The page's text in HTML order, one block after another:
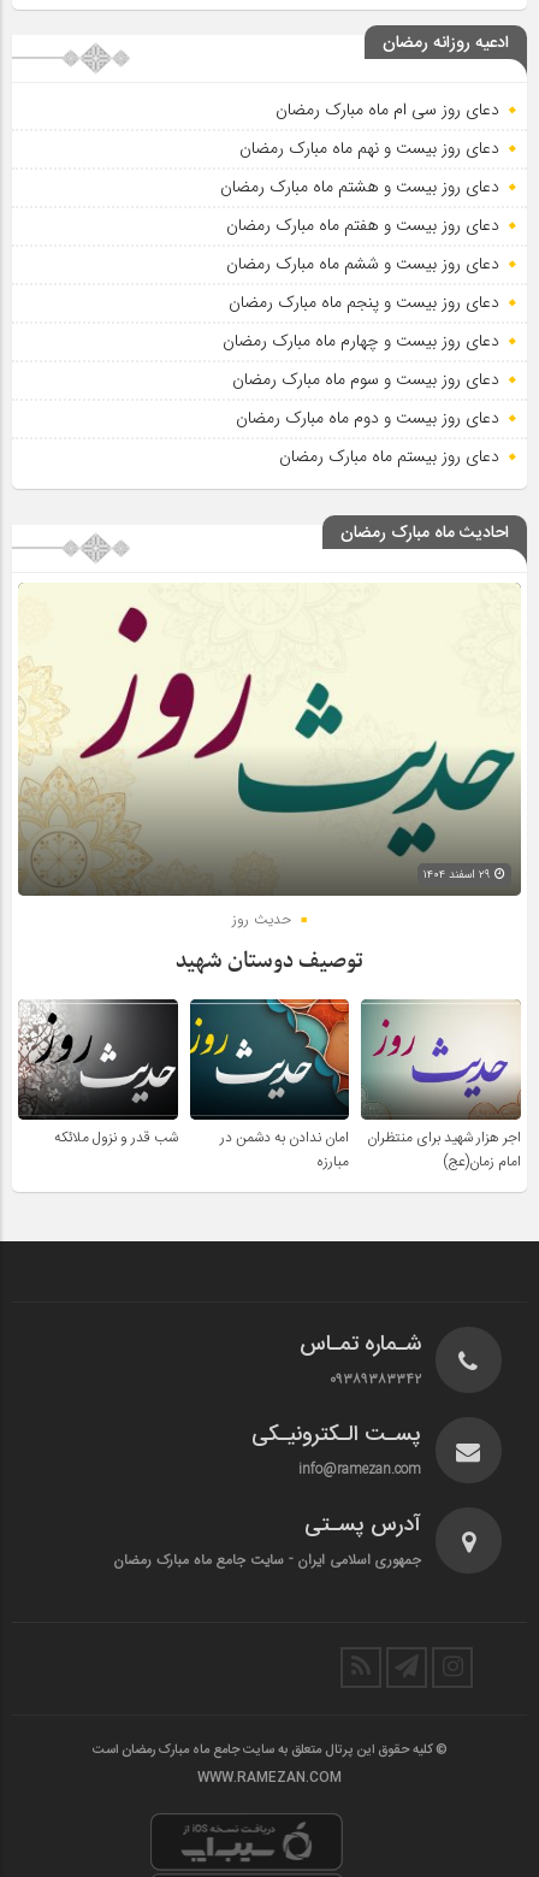
ادعیه روزانه رمضان
دعای روز سی ام ماه مبارک رمضان
دعای روز بیست و نهم ماه مبارک رمضان
دعای روز بیست و هشتم ماه مبارک رمضان
دعای روز بیست و هفتم ماه مبارک رمضان
دعای روز بیست و ششم ماه مبارک رمضان
دعای روز بیست و پنجم ماه مبارک رمضان
دعای روز بیست و چهارم ماه مبارک رمضان
دعای روز بیست و سوم ماه مبارک رمضان
دعای روز بیست و دوم ماه مبارک رمضان
دعای روز بیستم ماه مبارک رمضان
احادیث ماه مبارک رمضان
حدیث روز
توصیف دوستان شهید
اجر هزار شهید برای منتظران
امام زمان(عج)
امان ندادن به دشمن در
مبارزه
شب قدر و نزول ملائکه
شـماره تمـاس
۰۹۳۸۹۳۸۳۳۴۲
پسـت الـکترونیـکی
info@ramezan.com
آدرس پسـتی
جمهوری اسلامی ایران - سایت جامع ماه مبارک رمضان
© کلیه حقوق این پرتال متعلق به سایت جامع ماه مبارک رمضان است
WWW.RAMEZAN.COM